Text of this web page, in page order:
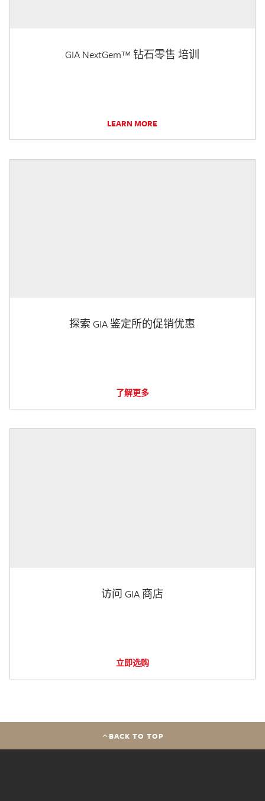
GIA NextGem™ 钻石零售 培训
LEARN MORE
探索 GIA 鉴定所的促销优惠
了解更多
访问 GIA 商店
立即选购
BACK TO TOP